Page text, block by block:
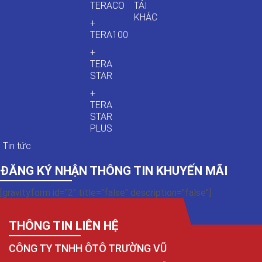
TERACO
+
TERA100
+
TERA
STAR
+
TERA
STAR
PLUS
TẢI
KHÁC
Tin tức
ĐĂNG KÝ NHẬN THÔNG TIN KHUYẾN MÃI
[gravityform id="2" title="false" description="false"]
THÔNG TIN LIÊN HỆ
CÔNG TY TNHH ÔTÔ TRƯỜNG VŨ